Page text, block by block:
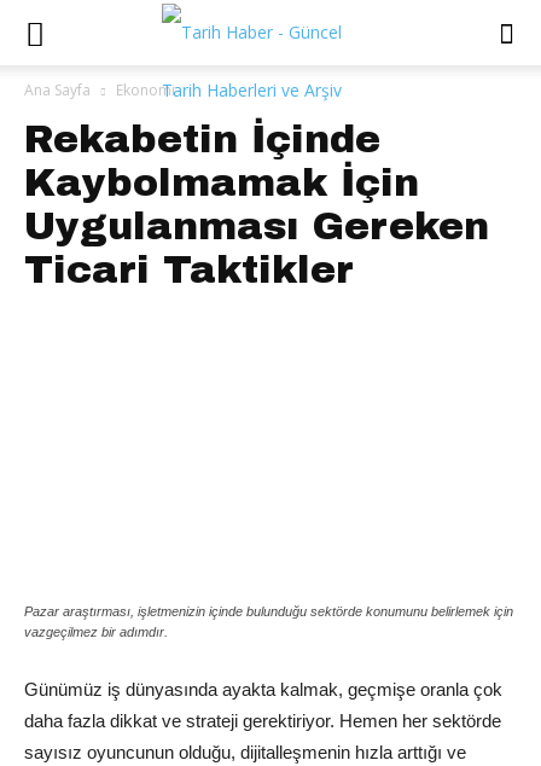
Ana Sayfa Ekonomi
Rekabetin İçinde
Kaybolmamak İçin
Uygulanması Gereken
Ticari Taktikler
Pazar araştırması, işletmenizin içinde bulunduğu sektörde konumunu belirlemek için
vazgeçilmez bir adımdır.
Günümüz iş dünyasında ayakta kalmak, geçmişe oranla çok
daha fazla dikkat ve strateji gerektiriyor. Hemen her sektörde
sayısız oyuncunun olduğu, dijitalleşmenin hızla arttığı ve